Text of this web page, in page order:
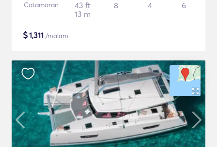
Catamaran
43 ft
13 m
8 4 6
$1,311 /malam